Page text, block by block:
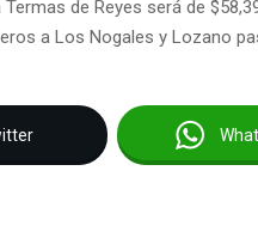
de Reyes será de
a Los Nogales y Lozano